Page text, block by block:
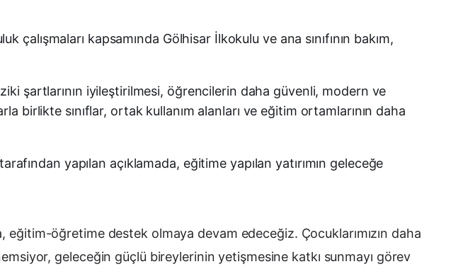
Facebook
WhatsApp
kapsamında Gölhisar İlkokulu ve ana sınıfının bakım,
şartlarının iyileştirilmesi, öğrencilerin daha güvenli, modern ve
birlikte sınıflar, ortak kullanım alanları ve eğitim ortamlarının daha
yapılan açıklamada, eğitime yapılan yatırımın geleceğe
eğitim-öğretime destek olmaya devam edeceğiz. Çocuklarımızın daha
geleceğin güçlü bireylerinin yetişmesine katkı sunmayı görev